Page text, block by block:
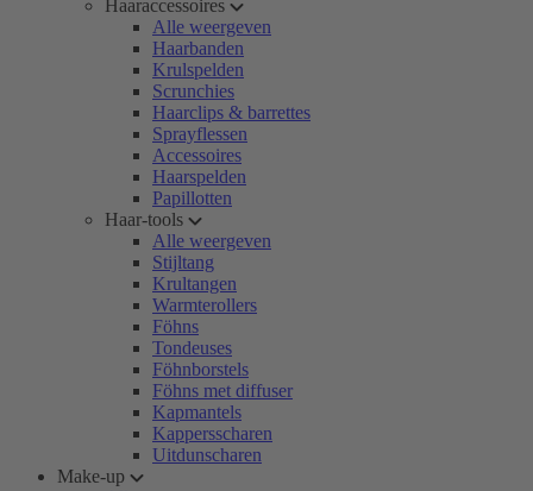
Haaraccessoires
Alle weergeven
Haarbanden
Krulspelden
Scrunchies
Haarclips & barrettes
Sprayflessen
Accessoires
Haarspelden
Papillotten
Haar-tools
Alle weergeven
Stijltang
Krultangen
Warmterollers
Föhns
Tondeuses
Föhnborstels
Föhns met diffuser
Kapmantels
Kappersscharen
Uitdunscharen
Make-up